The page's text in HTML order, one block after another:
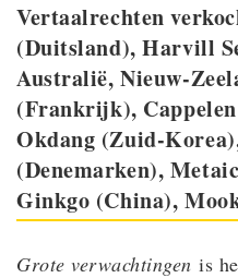
Vertaalrechten
(Duitsland), Harvill
Australië, Nieuw-
(Frankrijk),
Okdang (Zuid-
(Denemarken),
Ginkgo (China),
Grote verwachtingen is